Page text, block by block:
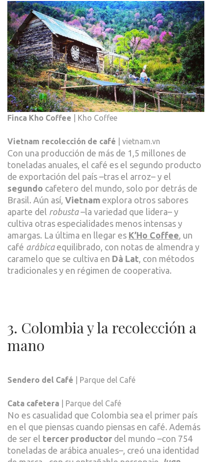
Finca Kho Coffee | Kho Coffee
Vietnam recolección de café | vietnam.vn
Con una producción de más de 1,5 millones de
toneladas anuales, el café es el segundo producto
de exportación del país –tras el arroz– y el
segundo cafetero del mundo, solo por detrás de
Brasil. Aún así, Vietnam explora otros sabores
aparte del robusta–la variedad que lidera– y
cultiva otras especialidades menos intensas y
amargas. La última en llegar es K’Ho Coffee , un
café arábicaequilibrado, con notas de almendra y
caramelo que se cultiva en Dà Lat , con métodos
tradicionales y en régimen de cooperativa.
3. Colombia y la recolección a
mano
Sendero del Café | Parque del Café
Cata cafetera | Parque del Café
No es casualidad que Colombia sea el primer país
en el que piensas cuando piensas en café. Además
de ser el tercer productor del mundo –con 754
toneladas de arábica anuales–, creó una identidad